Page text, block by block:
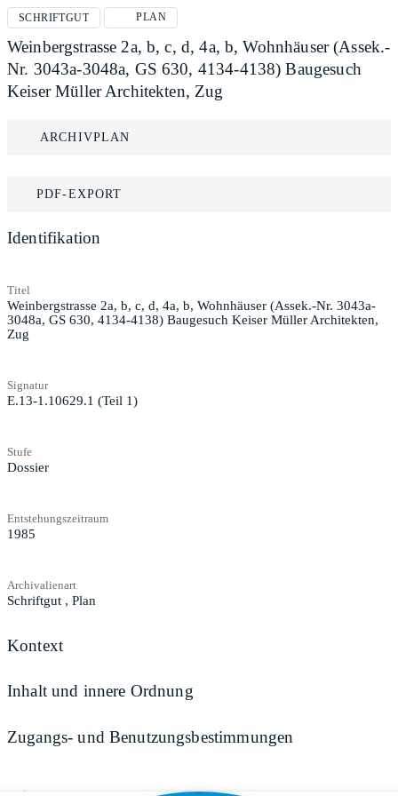
SCHRIFTGUT PLAN
Weinbergstrasse 2a, b, c, d, 4a, b, Wohnhäuser (Assek.-
Nr. 3043a-3048a, GS 630, 4134-4138) Baugesuch
Keiser Müller Architekten, Zug
ARCHIVPLAN
PDF-EXPORT
Identifikation
Titel
Weinbergstrasse 2a, b, c, d, 4a, b, Wohnhäuser (Assek.-Nr. 3043a-
3048a, GS 630, 4134-4138) Baugesuch Keiser Müller Architekten,
Zug
Signatur
E.13-1.10629.1 (Teil 1)
Stufe
Dossier
Entstehungszeitraum
1985
Archivalienart
Schriftgut , Plan
Kontext
Inhalt und innere Ordnung
Zugangs- und Benutzungsbestimmungen